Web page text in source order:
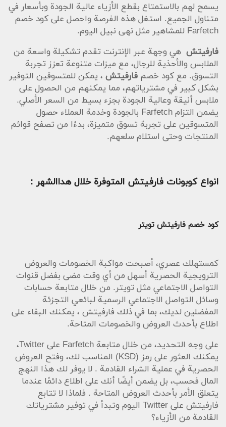
يسمح لهم بالاستمتاع بقطع الأزياء عالية الجودة وبأسعار في
متناول الجميع. استغل هذه الفرصة واحصل على كود خصم
Farfetch للمشاهير مثل نهى نبيل اليوم.
فارفيتش هي وجهة عبر الإنترنت تقدم تشكيلة واسعة من
الملابس والأحذية للرجال، مع ميزات متنوعة تعزز تجربة
التسوق. مع كود خصم فارفيتش ، يمكن للمتسوقين التوفير
بشكل كبير في مشترياتهم، مما يمكنهم من الحصول على
ملابس أنيقة وعالية الجودة بجزء بسيط من السعر الأصلي.
يضمن التزام Farfetch بالجودة وخدمة العملاء حصول
المتسوقين على تجربة تسوق متميزة، بدءًا من تصفح قوائم
المنتجات وحتى استلام سلعهم.
انواع كوبونات فارفيتش المتوفرة خلال هداالشهر :
كود خصم فارفيتش تويتر
كمستهلك عصري، أصبحت مواكبة الخصومات والعروض
الترويجية الحصرية أسهل من أي وقت مضى بفضل قنوات
التواصل الاجتماعي مثل تويتر. من خلال متابعة حسابات
وسائل التواصل الاجتماعي الرسمية لبائعي التجزئة
المفضلين لديك، بما في ذلك فارفيتش ، يمكنك البقاء على
اطلاع بأحدث العروض والخصومات المتاحة.
على وجه التحديد، من خلال متابعة Farfetch على Twitter،
يمكنك العثور على رمز (KSD) المناسب لك، وفتح العروض
الحصرية في عملية الشراء القادمة . لا يوفر لك هذا النهج
المال فحسب، بل يضمن أيضًا أنك على اطلاع دائمًا عندما
يتعلق الأمر بأحدث العروض المتاحة . فلماذا لا تتابع
فارفيتش على Twitter اليوم وتبدأ في توفير مشترياتك
القادمة من الأزياء؟